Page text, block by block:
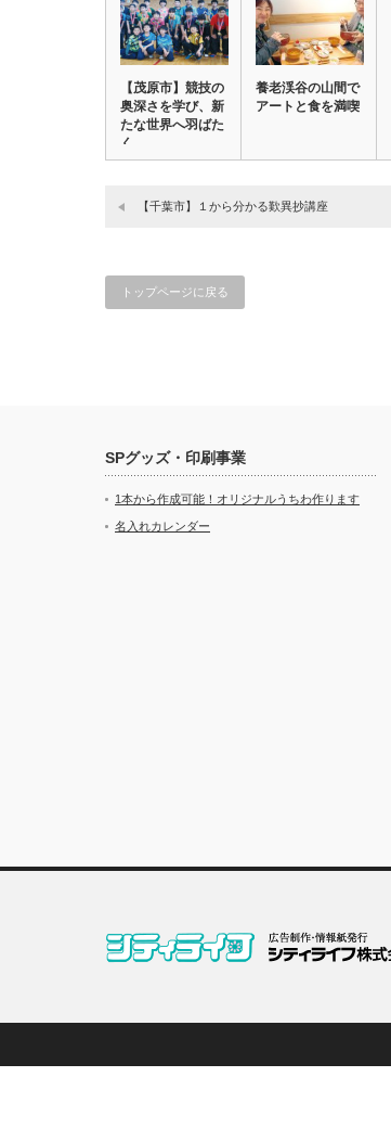
【茂原市】競技の
奥深さを学び、新
たな世界へ羽ばた
く
養老渓谷の山間で
アートと食を満喫
【千葉市】１から分かる歎異抄講座
トップページに戻る
SPグッズ・印刷事業
1本から作成可能！オリジナルうちわ作ります
名入れカレンダー